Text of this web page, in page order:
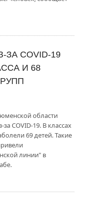
COVID-19
И 68
области
COVID-19. В классах
69 детей. Такие
линии" в